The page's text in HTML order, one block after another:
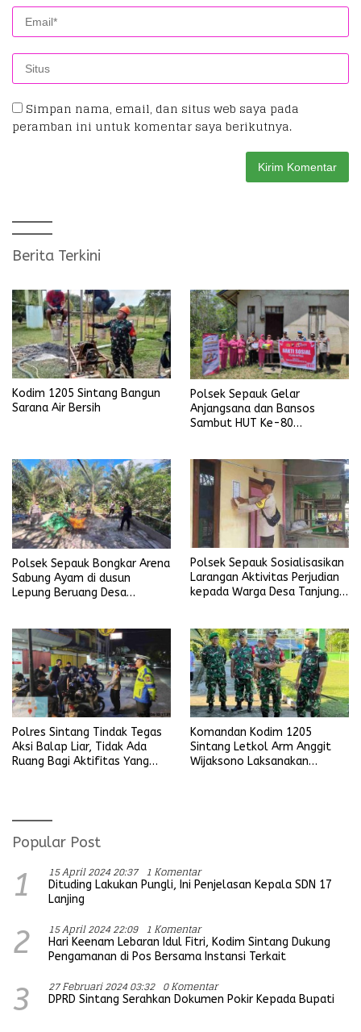
Simpan nama, email, dan situs web saya pada
peramban ini untuk komentar saya berikutnya.
Berita Terkini
Kodim 1205 Sintang Bangun
Sarana Air Bersih
Polsek Sepauk Gelar
Anjangsana dan Bansos
Sambut HUT Ke-80
Polsek Sepauk Bongkar Arena
Sabung Ayam di dusun
Lepung Beruang Desa
Polsek Sepauk Sosialisasikan
Larangan Aktivitas Perjudian
kepada Warga Desa Tanjung
Polres Sintang Tindak Tegas
Aksi Balap Liar, Tidak Ada
Ruang Bagi Aktifitas Yang
Komandan Kodim 1205
Sintang Letkol Arm Anggit
Wijaksono Laksanakan
Popular Post
1 15 April 2024 20:37 1 Komentar
Dituding Lakukan Pungli, Ini Penjelasan Kepala SDN 17
Lanjing
2 15 April 2024 22:09 1 Komentar
Hari Keenam Lebaran Idul Fitri, Kodim Sintang Dukung
Pengamanan di Pos Bersama Instansi Terkait
3 27 Februari 2024 03:32 0 Komentar
DPRD Sintang Serahkan Dokumen Pokir Kepada Bupati